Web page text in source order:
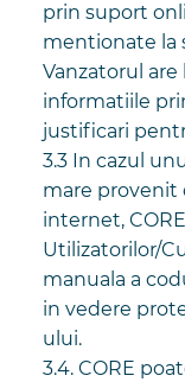
prin suport
mentionate la
Vanzatorul
informatiile
justificari
3.3 In cazul
mare provenit
internet,
Utilizatorilor/
manuala a
in vedere
ului.
3.4. CORE